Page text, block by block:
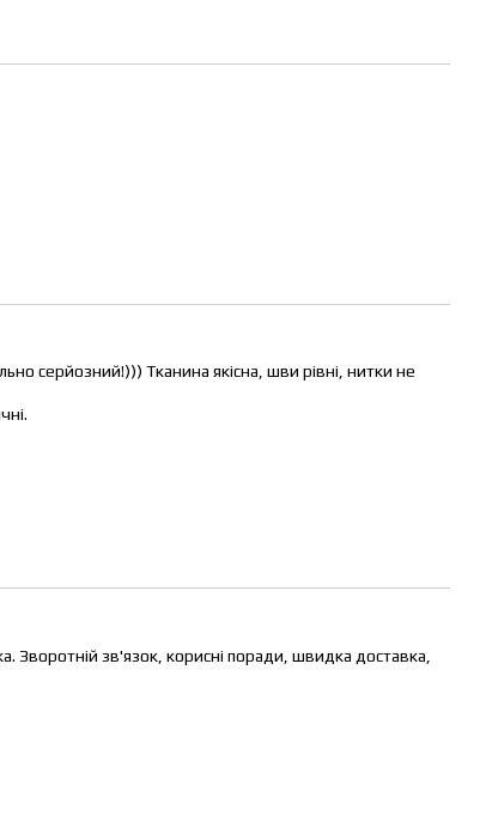
серйозний!))) Тканина якісна, шви рівні, нитки не
зв'язок, корисні поради, швидка доставка,